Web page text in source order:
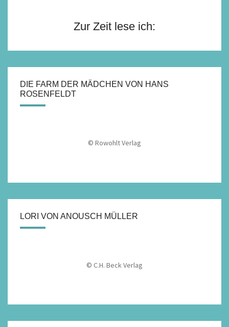
Zur Zeit lese ich:
DIE FARM DER MÄDCHEN VON HANS
ROSENFELDT
© Rowohlt Verlag
LORI VON ANOUSCH MÜLLER
© C.H. Beck Verlag